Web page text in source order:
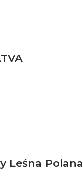
Leśna Polana